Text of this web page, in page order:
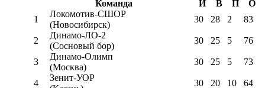
Команда
И В П
О
1
Локомотив-CШОР
(Новосибирск)
30 28 2 83
2
Динамо-ЛО-2
(Сосновый бор)
30 25 5 76
3
Динамо-Олимп
(Москва)
30 25 5 73
4
Зенит-УОР
30 20 10 64